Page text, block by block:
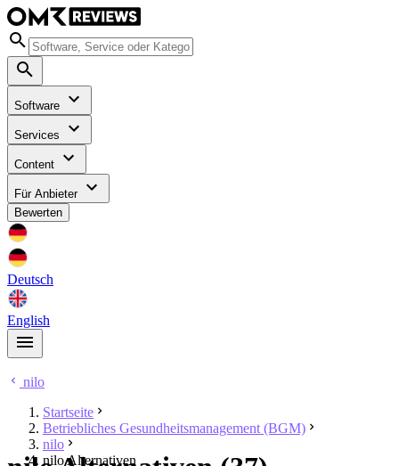
Software
Services
Content
Für Anbieter
Bewerten
Deutsch
English
nilo
Startseite
Betriebliches Gesundheitsmanagement (BGM)
nilo
nilo Alternativen